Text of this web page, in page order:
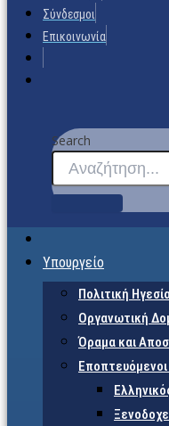
Σύνδεσμοι
Επικοινωνία
Search
Υπουργείο
Πολιτική
Οργανωτική
Όραμα και